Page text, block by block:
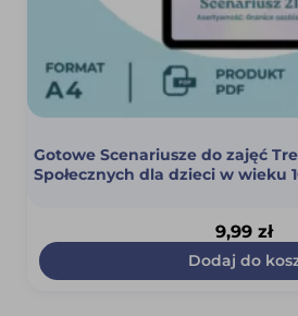
Gotowe Scenariusze do zajęć
Społecznych dla dzieci w wieku
9,99 zł
Dodaj do